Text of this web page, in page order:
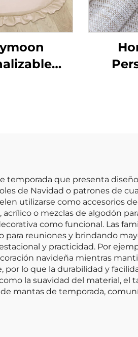
el Suelo
temporada que presenta
de Navidad o patrones de
utilizarse como accesorios
o mezclas de algodón
como funcional. Las
para reuniones y brindando
y practicidad. Por
navideña mientras
lo que la durabilidad y
la suavidad del material, el
mantas de temporada,